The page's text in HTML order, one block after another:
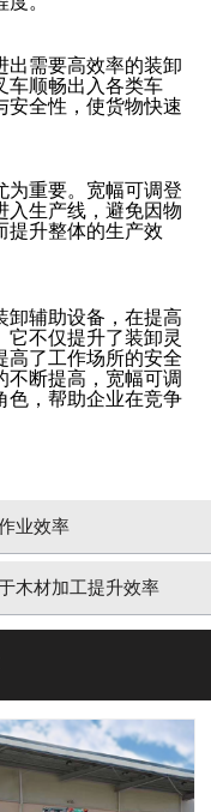
出需要高效率的装卸
车顺畅出入各类车
安全性，使货物快速
为重要。宽幅可调登
入生产线，避免因物
提升整体的生产效
卸辅助设备，在提高
它不仅提升了装卸灵
高了工作场所的安全
不断提高，宽幅可调
色，帮助企业在竞争
业效率
木材加工提升效率